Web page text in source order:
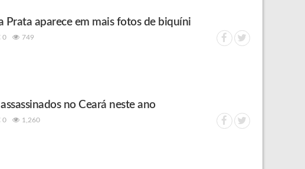
Prata aparece em mais fotos de biquíni
0 749
no Ceará neste ano
0 1,260